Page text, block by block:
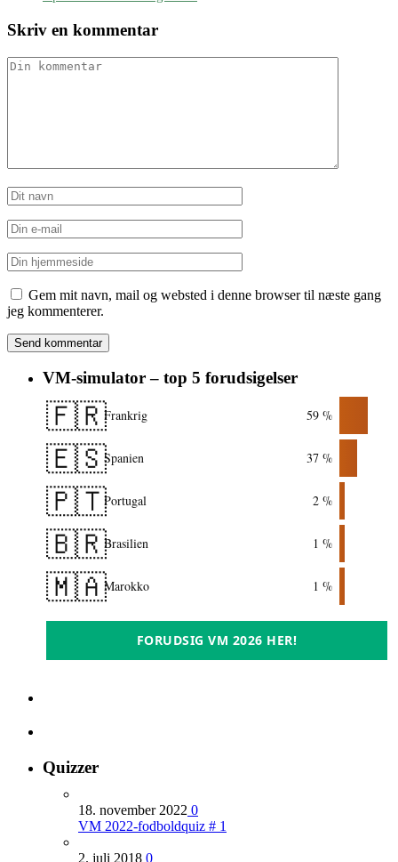
Skriv en kommentar
Gem mit navn, mail og websted i denne browser til næste gang
jeg kommenterer.
VM-simulator – top 5 forudsigelser
🇫🇷Frankrig 59 %
🇪🇸Spanien 37 %
🇵🇹Portugal 2 %
🇧🇷Brasilien 1 %
🇲🇦Marokko 1 %
FORUDSIG VM 2026 HER!
Quizzer
18. november 2022 0
VM 2022-fodboldquiz # 1
2. juli 2018 0